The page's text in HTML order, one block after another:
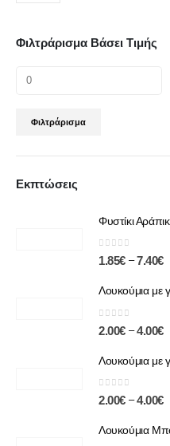
Φιλτράρισμα Βάσει Τιμής
Φιλτράρισμα
Εκπτώσεις
Φυστίκι
0 out of 5
1.85€ – 7.40€
Λουκούμια με
0out of 5
2.00€ – 4.00€
Λουκούμια με
0out of 5
2.00€ – 4.00€
Λουκούμια